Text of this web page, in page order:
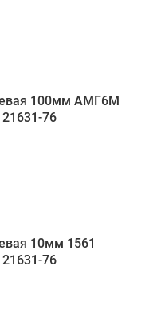
100мм АМГ6М
76
10мм 1561
76